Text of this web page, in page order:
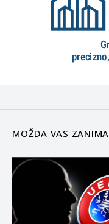
MOŽDA VAS ZANIMA